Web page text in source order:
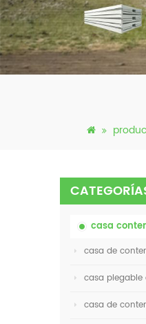
casa
casa de
casa plegable
casa de